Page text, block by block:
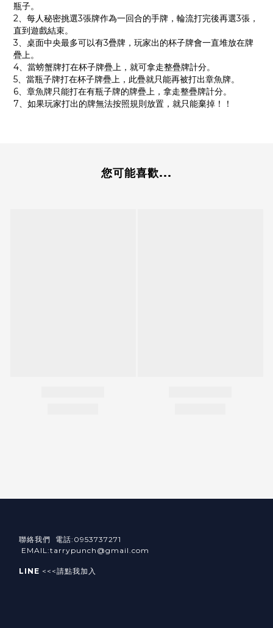
瓶子。
2、每人秘密挑選3張牌作為一回合的手牌，輪流打完後再選3張，
直到遊戲結束。
3、桌面中央最多可以有3疊牌，玩家出的杯子牌會一直堆放在牌
疊上。
4、當螃蟹牌打在杯子牌疊上，就可拿走整疊牌計分。
5、當瓶子牌打在杯子牌疊上，此疊就只能再被打出章魚牌。
6、章魚牌只能打在有瓶子牌的牌疊上，拿走整疊牌計分。
7、如果玩家打出的牌無法按照規則放置，就只能棄掉！！
您可能喜歡...
聯絡我們 電話:0953737271
EMAIL:tarrypunch@gmail.com
LINE <<<請點我加入